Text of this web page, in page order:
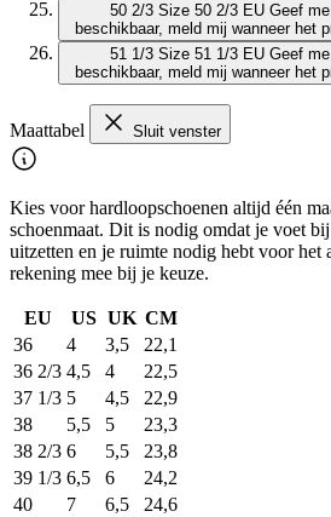
50 2/3 Size 50 2/3 EU Geef
beschikbaar, meld mij wanneer het
51 1/3 Size 51 1/3 EU Geef
beschikbaar, meld mij wanneer het
Maattabel Sluit venster
Kies voor hardloopschoenen altijd één
schoenmaat. Dit is nodig omdat je voet
uitzetten en je ruimte nodig hebt voor
rekening mee bij je keuze.
EU US UK CM
36
4 3,5
22,1
36 2/3 4,5 4
22,5
37 1/3 5 4,5
22,9
38
5,5 5
23,3
38 2/3 6 5,5
23,8
39 1/3 6,5 6
24,2
40
7 6,5
24,6